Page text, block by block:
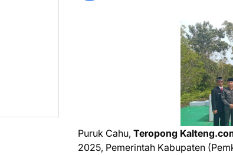
Puruk Cahu, Teropong
2025, Pemerintah Kabupaten